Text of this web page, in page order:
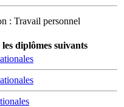
: Travail personnel
diplômes suivants